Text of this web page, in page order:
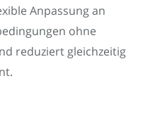
Anpassung an
ohne
reduziert gleichzeitig